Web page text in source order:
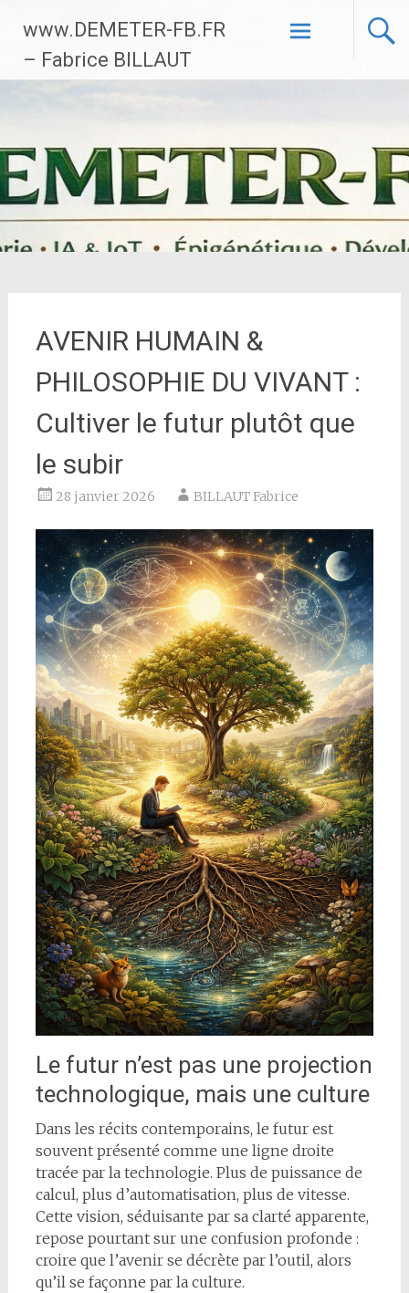
contenu
principal
www.DEMETER-FB.FR
– Fabrice BILLAUT
AVENIR HUMAIN &
PHILOSOPHIE DU VIVANT :
Cultiver le futur plutôt que
le subir
28 janvier 2026 BILLAUT Fabrice
Le futur n’est pas une projection
technologique, mais une culture
Dans les récits contemporains, le futur est
souvent présenté comme une ligne droite
tracée par la technologie. Plus de puissance de
calcul, plus d’automatisation, plus de vitesse.
Cette vision, séduisante par sa clarté apparente,
repose pourtant sur une confusion profonde :
croire que l’avenir se décrète par l’outil, alors
qu’il se façonne par la culture.